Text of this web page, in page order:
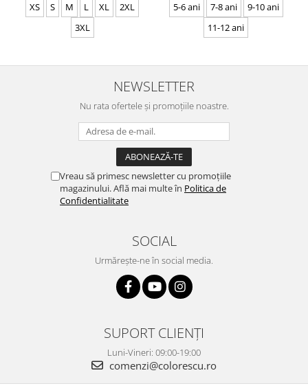
XS
S M L XL
2XL
3XL
5-6 ani
7-8 ani
9-10 ani
11-12 ani
NEWSLETTER
Nu rata ofertele și promoțiile noastre.
Vreau să primesc newsletter cu promoțiile
magazinului. Află mai multe în Politica de
Confidentialitate
SOCIAL
Urmărește-ne în social media.
SUPORT CLIENȚI
Luni-Vineri: 09:00-19:00
comenzi@colorescu.ro